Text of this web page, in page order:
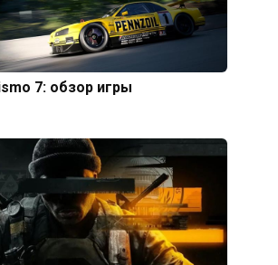
7: обзор игры